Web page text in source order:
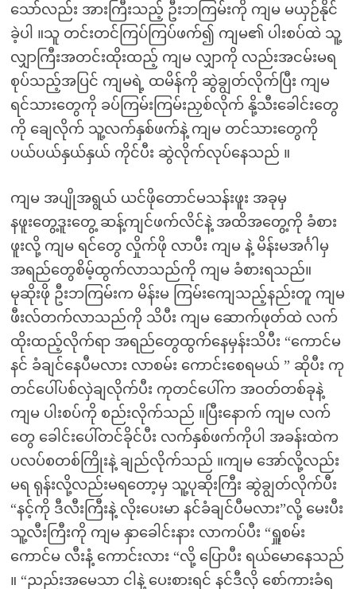
သော်လည်း အားကြီးသည့် ဦးဘကြမ်းကို ကျမ မယှဉ်နိုင်
ခဲ့ပါ ။သူ တင်းတင်ကြပ်ကြပ်ဖက်၍ ကျမ၏ ပါးစပ်ထဲ သူ့
လျှာကြီးအတင်းထိုးထည့် ကျမ လျှာကို လည်းအငမ်းမရ
စုပ်သည့်အပြင် ကျမရဲ့ ထမိန်ကို ဆွဲချွတ်လိုက်ပြီး ကျမ
ရင်သားတွေကို ခပ်ကြမ်းကြမ်းညှစ်လိုက် နို့သီးခေါင်းတွေ
ကို ချေလိုက် သူ့လက်နှစ်ဖက်နဲ့ ကျမ တင်သားတွေကို
ပယ်ပယ်နှယ်နှယ် ကိုင်ပီး ဆွဲလိုက်လုပ်နေသည် ။
ကျမ အပျိုအရွယ် ‌ယင်ဖိုတောင်မသန်းဖူး အခုမှ
နဖူးတွေ့ဒူးတွေ့ ဆန့်ကျင်ဖက်လိင်နဲ့ အထိအတွေ့ကို ခံစား
ဖူးလို့ ကျမ ရင်တွေ လှိုက်ဖို လာပီး ကျမ နဲ့ မိန်းမအင်္ဂါမှ
အရည်တွေစိမ့်ထွက်လာသည်ကို ကျမ ခံစားရသည်။
မုဆိုးဖို ဦးဘကြမ်းက မိန်းမ ကြမ်းကျေသည့်နည်းတူ ကျမ
ဖီးလ်တက်လာသည်ကို သိပီး ကျမ ဆောက်ဖုတ်ထဲ လက်
ထိုးထည့်လိုက်ရာ အရည်တွေထွက်နေမှန်းသိပီး “ကောင်မ
နင် ခံချင်နေပီမလား လာစမ်း ကောင်းစေရမယ် ” ဆိုပီး ကု
တင်ပေါ်ပစ်လှဲချလိုက်ပီး ကုတင်ပေါ်က အဝတ်တစ်ခုနဲ့
ကျမ ပါးစပ်ကို စည်းလိုက်သည် ။ပြီးနောက် ကျမ လက်
တွေ ခေါင်းပေါ်တင်ခိုင်ပီး လက်နှစ်ဖက်ကိုပါ အခန်းထဲက
ပလပ်စတစ်ကြိုးနဲ့ ချည်လိုက်သည် ။ကျမ အော်လို့လည်း
မရ ရုန်းလို့လည်းမရတော့မှ သူ့ပုဆိုးကြီး ဆွဲချွတ်လိုက်ပီး
“နင့်ကို ဒီလီးကြီးနဲ့ လိုးပေးမာ နင်ခံချင်ပီမလား”လို့ မေးပီး
သူ့လီးကြီးကို ကျမ နှာခေါင်းနား လာကပ်ပီး “ရှူစမ်း
ကောင်မ လီးနံ့ ကောင်းလား “လို့ ပြောပီး ရယ်မောနေသည်
။ “ညည်းအမေသာ ငါနဲ့ ပေးစားရင် နင်ဒီလို စော်ကားခံရ